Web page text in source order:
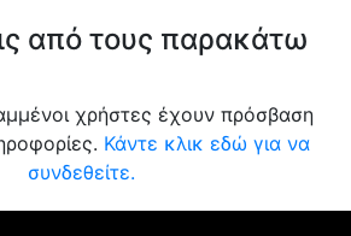
από τους παρακάτω
χρήστες έχουν πρόσβαση
Κάντε κλικ εδώ για να
συνδεθείτε.